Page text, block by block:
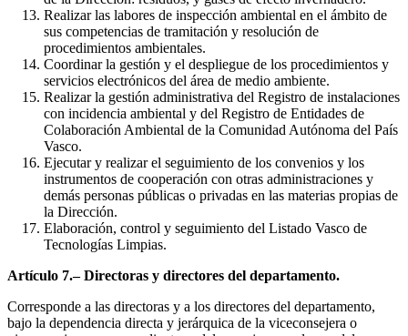
Realizar las labores de inspección ambiental en el ámbito de
sus competencias de tramitación y resolución de
procedimientos ambientales.
Coordinar la gestión y el despliegue de los procedimientos y
servicios electrónicos del área de medio ambiente.
Realizar la gestión administrativa del Registro de instalaciones
con incidencia ambiental y del Registro de Entidades de
Colaboración Ambiental de la Comunidad Autónoma del País
Vasco.
Ejecutar y realizar el seguimiento de los convenios y los
instrumentos de cooperación con otras administraciones y
demás personas públicas o privadas en las materias propias de
la Dirección.
Elaboración, control y seguimiento del Listado Vasco de
Tecnologías Limpias.
Artículo 7.– Directoras y directores del departamento.
Corresponde a las directoras y a los directores del departamento,
bajo la dependencia directa y jerárquica de la viceconsejera o